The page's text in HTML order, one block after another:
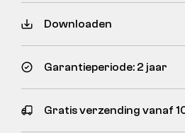
Downloaden
Garantieperiode: 2 jaar
Gratis verzending vanaf